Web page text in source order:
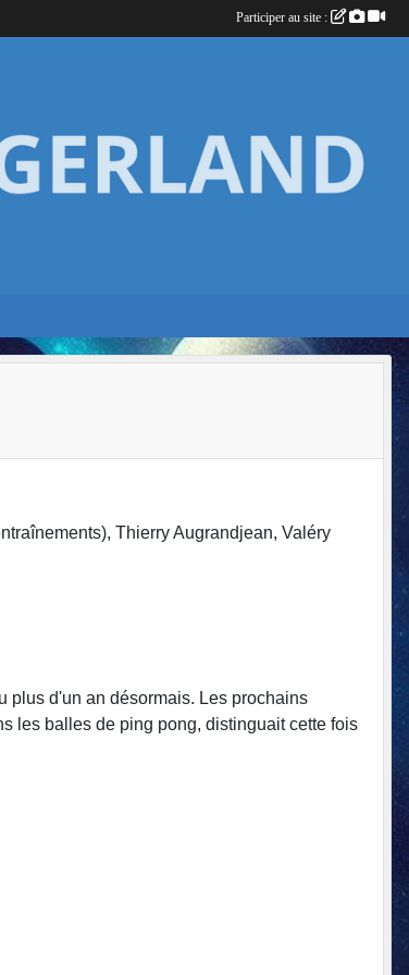
Thierry Augrandjean, Valéry
plus d'un an désormais. Les prochains
les balles de ping pong, distinguait cette fois
Participer au site :